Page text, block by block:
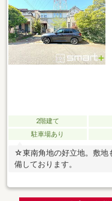
2階建て
駐車場あり
☆東南角地の好立地。敷地
備しております。